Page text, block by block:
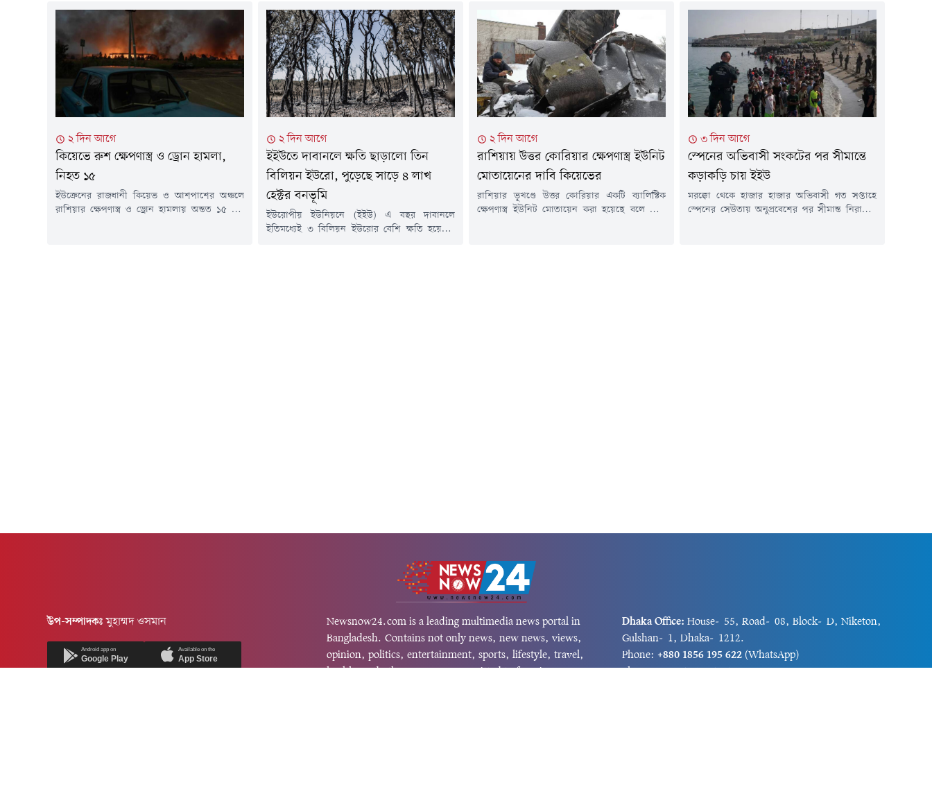
এবং ইউরোপের বিভিন্ন দেশে বিদ্যুৎ ও পরিবহন
ব্যবস্থায় বড় ধরনের চাপ তৈরি হয়েছে।চলমান
তাপপ্রবাহে ইউরোপের বেশ...
প্রতিরক্ষা সক্ষমতা বাড়ানোর অংশ হিসেবে দেশটি
যখন সামরিক নিয়োগ সম্প্রসারণ করছে, ঠিক সেই
সময় রাজপরিবারের এই সদস্যের সেনাবাহিনীতে
যোগ দেওয়া ব্যাপক আলোচনার জন্ম দিয়েছে।
রাজকুমারী ইসাবেলা ডেনমার্কের রাজা দশম ফ্রেডেরিক
ও রানি মেরির কন্যা। রাজপরিবারের...
সর্বশেষ উচ্চপদস্থ কর্মকর্তার বিরুদ্ধে পদক্ষেপ।
রয়টার্সের প্রতিবেদনে এ তথ্য উঠে এসেছে।রাষ্ট্রদূত
হওয়ার আগে উপ-প্রধানমন্ত্রীর দায়িত্বে থাকা
স্তেফানিশিনা দুটি অ্যাপার্টমেন্টসহ...
এসেছে।আহত ভ্লাদিমির তাকাচুক 'উরালদ্রোনজাভোদ'
নামের প্রতিষ্ঠানটির প্রধান। বর্তমানে তিনি
হাসপাতালের নিবিড় পরিচর্যা কেন্দ্রে (আইসিইউ)
চিকিৎসাধীন। রুশ রাষ্ট্রীয় বার্তা...
২ দিন আগে
কিয়েভে রুশ ক্ষেপণাস্ত্র ও ড্রোন হামলা,
নিহত ১৫
ইউক্রেনের রাজধানী কিয়েভ ও আশপাশের অঞ্চলে
রাশিয়ার ক্ষেপণাস্ত্র ও ড্রোন হামলায় অন্তত ১৫ জন
২ দিন আগে
ইইউতে দাবানলে ক্ষতি ছাড়ালো তিন
বিলিয়ন ইউরো, পুড়েছে সাড়ে ৪ লাখ
হেক্টর বনভূমি
ইউরোপীয় ইউনিয়নে (ইইউ) এ বছর দাবানলে
ইতিমধ্যেই ৩ বিলিয়ন ইউরোর বেশি ক্ষতি হয়েছে।
২ দিন আগে
রাশিয়ায় উত্তর কোরিয়ার ক্ষেপণাস্ত্র ইউনিট
মোতায়েনের দাবি কিয়েভের
রাশিয়ার ভূখণ্ডে উত্তর কোরিয়ার একটি ব্যালিস্টিক
ক্ষেপণাস্ত্র ইউনিট মোতায়েন করা হয়েছে বলে দাবি
৩ দিন আগে
স্পেনের অভিবাসী সংকটের পর সীমান্তে
কড়াকড়ি চায় ইইউ
মরক্কো থেকে হাজার হাজার অভিবাসী গত সপ্তাহে
স্পেনের সেউতায় অনুপ্রবেশের পর সীমান্ত নিরাপত্তা
উপ-সম্পাদকঃমুহাম্মদ ওসমান
Android app on
Google Play
Available on the
App Store
Newsnow24.com is a leading multimedia news portal in
Bangladesh. Contains not only news, new news, views,
opinion, politics, entertainment, sports, lifestyle, travel,
health, and others. We are committed to focusing on
Dhaka Office: House-55, Road-08, Block-D, Niketon,
Gulshan-1, Dhaka-1212.
Phone: +880 1856 195 622 (WhatsApp)
Phone:+880 1869 913 486